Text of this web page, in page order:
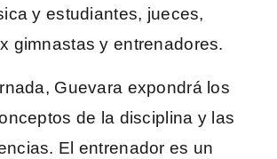
y estudiantes, jueces,
gimnastas y entrenadores.
Guevara expondrá los
de la disciplina y las
El entrenador es un